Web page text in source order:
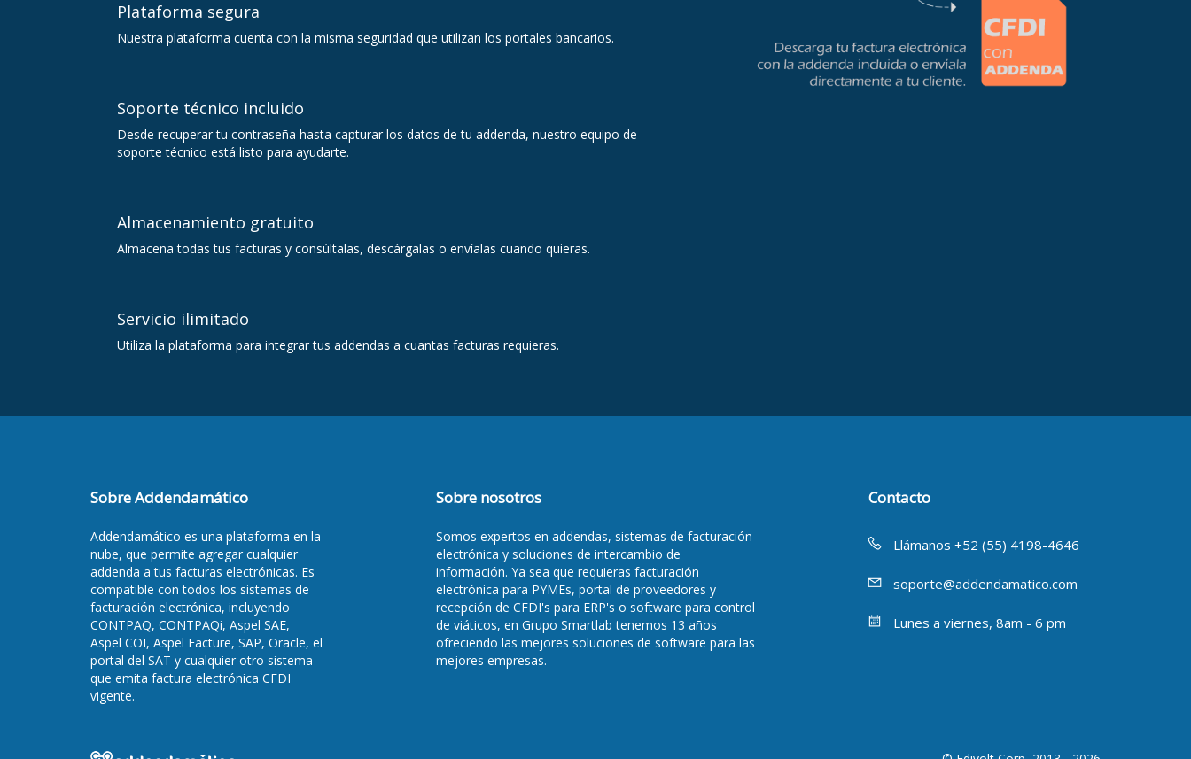
Plataforma segura
Nuestra plataforma cuenta con la misma seguridad que utilizan los portales bancarios.
Soporte técnico incluido
Desde recuperar tu contraseña hasta capturar los datos de tu addenda, nuestro equipo de
soporte técnico está listo para ayudarte.
Almacenamiento gratuito
Almacena todas tus facturas y consúltalas, descárgalas o envíalas cuando quieras.
Servicio ilimitado
Utiliza la plataforma para integrar tus addendas a cuantas facturas requieras.
Sobre Addendamático
Addendamático es una plataforma en la
nube, que permite agregar cualquier
addenda a tus facturas electrónicas. Es
compatible con todos los sistemas de
facturación electrónica, incluyendo
CONTPAQ, CONTPAQi, Aspel SAE,
Aspel COI, Aspel Facture, SAP, Oracle, el
portal del SAT y cualquier otro sistema
que emita factura electrónica CFDI
vigente.
Sobre nosotros
Somos expertos en addendas, sistemas de facturación
electrónica y soluciones de intercambio de
información. Ya sea que requieras facturación
electrónica para PYMEs, portal de proveedores y
recepción de CFDI's para ERP's o software para control
de viáticos, en Grupo Smartlab tenemos 13 años
ofreciendo las mejores soluciones de software para las
mejores empresas.
Contacto
Llámanos +52 (55) 4198-4646
soporte@addendamatico.com
Lunes a viernes, 8am - 6 pm